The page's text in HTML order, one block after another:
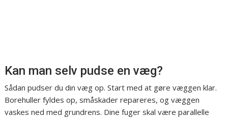
Kan man selv pudse en væg?
Sådan pudser du din væg op. Start med at gøre væggen klar.
Borehuller fyldes op, småskader repareres, og væggen
vaskes ned med grundrens. Dine fuger skal være parallelle